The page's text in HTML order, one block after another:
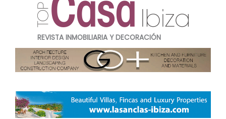
REVISTA INMOBILIARIA Y DECORACIÓN